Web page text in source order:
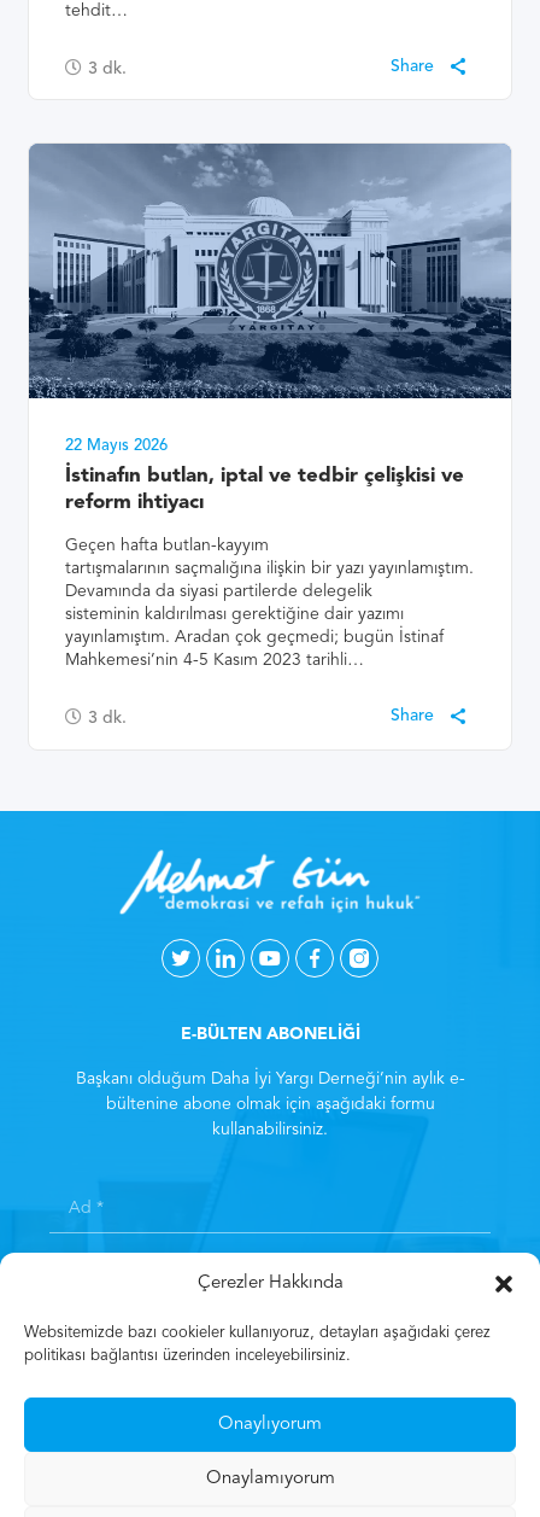
Çerezler Hakkında
Websitemizde bazı cookieler kullanıyoruz, detayları aşağıdaki çerez
politikası bağlantısı üzerinden inceleyebilirsiniz.
Onaylıyorum
Onaylamıyorum
tehdit…
3 dk.
22 Mayıs 2026
İstinafın butlan, iptal ve tedbir çelişkisi ve
reform ihtiyacı
Geçen hafta butlan-kayyım
tartışmalarının saçmalığına ilişkin bir yazı yayınlamıştım.
Devamında da siyasi partilerde delegelik
sisteminin kaldırılması gerektiğine dair yazımı
yayınlamıştım. Aradan çok geçmedi; bugün İstinaf
Mahkemesi’nin 4-5 Kasım 2023 tarihli…
3 dk.
E-BÜLTEN ABONELİĞİ
Başkanı olduğum Daha İyi Yargı Derneği’nin aylık e-
bültenine abone olmak için aşağıdaki formu
kullanabilirsiniz.